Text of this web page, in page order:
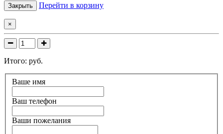
Закрыть Перейти в корзину
×
Итого: руб.
Ваше имя
Ваш телефон
Ваши пожелания